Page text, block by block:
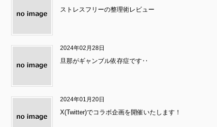
ストレスフリーの整理術レビュー
2024年02月28日
旦那がギャンブル依存症です‥
2024年01月20日
X(Twitter)でコラボ企画を開催いたします！